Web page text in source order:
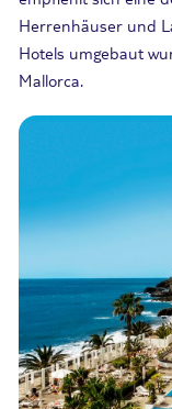
Herrenhäuser und
Hotels umgebaut
Mallorca.